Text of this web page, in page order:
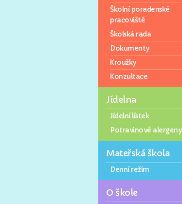
Školní poradenské
pracoviště
Školská rada
Dokumenty
Kroužky
Konzultace
Jídelna
Jídelní lístek
Potravinové alergeny
Mateřská škola
Denní režim
O škole